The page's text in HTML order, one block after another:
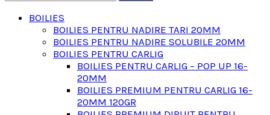
BOILIES
BOILIES PENTRU NADIRE TARI 20MM
BOILIES PENTRU NADIRE SOLUBILE 20MM
BOILIES PENTRU CARLIG
BOILIES PENTRU CARLIG – POP UP 16-
20MM
BOILIES PREMIUM PENTRU CARLIG 16-
20MM 120GR